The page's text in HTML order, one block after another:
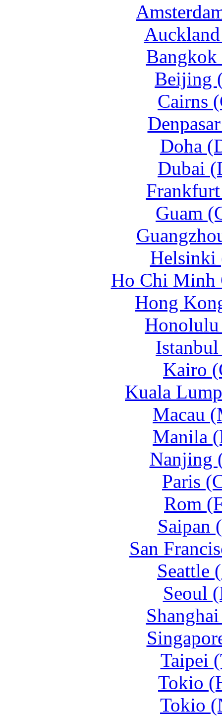
Beijing
Cairns
Doha
Dubai
Guam
Helsinki
Ho Chi Minh
Hong
Kairo
Kuala
Macau
Manila
Nanjing
Paris
Rom
Saipan
San
Seattle
Seoul
Taipei
Tokio
Tokio